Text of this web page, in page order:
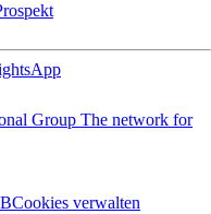
App
Group The network for
Cookies verwalten